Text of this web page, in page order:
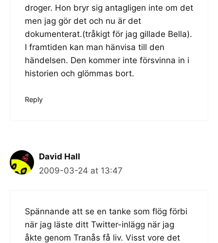
droger. Hon bryr sig antagligen inte om det
men jag gör det och nu är det
dokumenterat.(tråkigt för jag gillade Bella).
I framtiden kan man hänvisa till den
händelsen. Den kommer inte försvinna in i
historien och glömmas bort.
Reply
David Hall
2009-03-24 at 13:47
Spännande att se en tanke som flög förbi
när jag läste ditt Twitter-inlägg när jag
åkte genom Tranås få liv. Visst vore det